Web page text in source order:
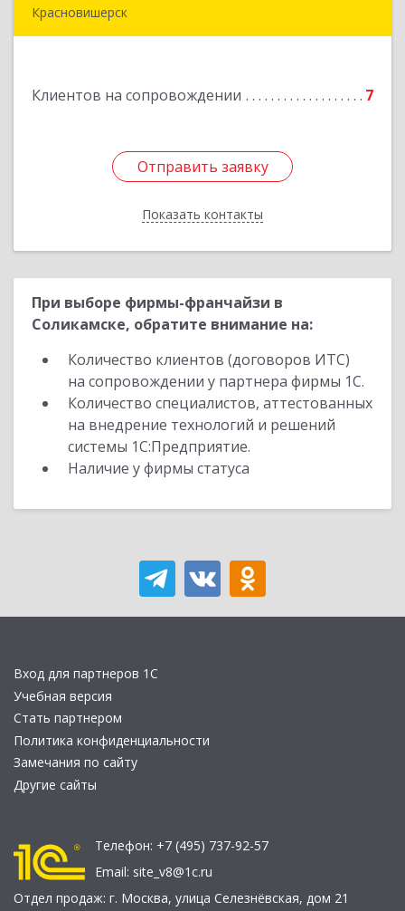
Красновишерск
Клиентов на сопровождении 7
Отправить заявку
Показать контакты
Подробнее
Отправить заявку
Назад
При выборе фирмы-франчайзи в
Соликамске, обратите внимание на:
Количество клиентов (договоров ИТС)
на сопровождении у партнера фирмы 1С.
Количество специалистов, аттестованных
на внедрение технологий и решений
системы 1С:Предприятие.
Наличие у фирмы статуса
Вход для партнеров 1С
Учебная версия
Стать партнером
Политика конфиденциальности
Замечания по сайту
Другие сайты
Телефон: +7 (495) 737-92-57
Email: site_v8@1c.ru
Отдел продаж: г. Москва, улица Селезнёвская, дом 21